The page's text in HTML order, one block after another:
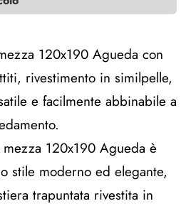
120x190 Agueda con
rivestimento in similpelle,
e facilmente abbinabile a
120x190 Agueda è
stile moderno ed elegante,
trapuntata rivestita in